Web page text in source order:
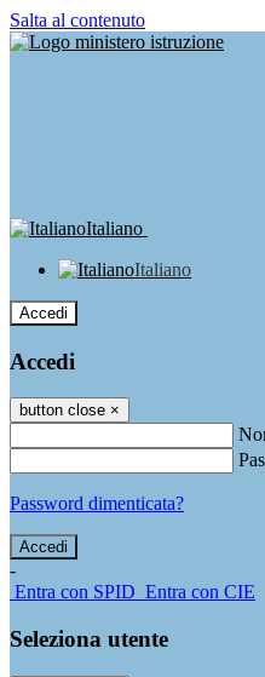
Salta al contenuto
Italiano
Italiano
Accedi
Accedi
button close ×
Password dimenticata?
-
Entra con SPID Entra con CIE
Seleziona utente